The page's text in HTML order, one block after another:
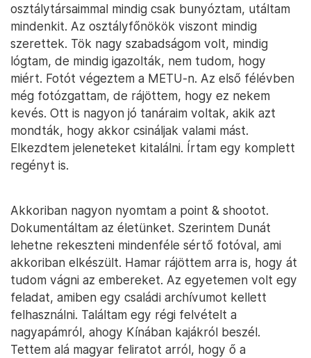
osztálytársaimmal mindig csak bunyóztam, utáltam
mindenkit. Az osztályfőnökök viszont mindig
szerettek. Tök nagy szabadságom volt, mindig
lógtam, de mindig igazolták, nem tudom, hogy
miért. Fotót végeztem a METU-n. Az első félévben
még fotózgattam, de rájöttem, hogy ez nekem
kevés. Ott is nagyon jó tanáraim voltak, akik azt
mondták, hogy akkor csináljak valami mást.
Elkezdtem jeleneteket kitalálni. Írtam egy komplett
regényt is.
Akkoriban nagyon nyomtam a point & shootot.
Dokumentáltam az életünket. Szerintem Dunát
lehetne rekeszteni mindenféle sértő fotóval, ami
akkoriban elkészült. Hamar rájöttem arra is, hogy át
tudom vágni az embereket. Az egyetemen volt egy
feladat, amiben egy családi archívumot kellett
felhasználni. Találtam egy régi felvételt a
nagyapámról, ahogy Kínában kajákról beszél.
Tettem alá magyar feliratot arról, hogy ő a